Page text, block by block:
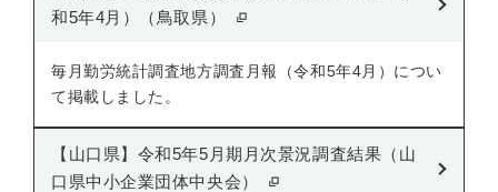
和5年4月）（鳥取県）
毎月勤労統計調査地方調査月報（令和5年4月）につい
て掲載しました。
【山口県】令和5年5月期月次景況調査結果（山
口県中小企業団体中央会）